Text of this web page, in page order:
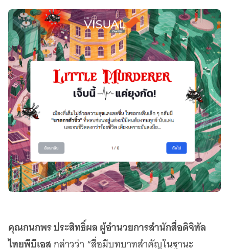
คุณกนกพร ประสิทธิ์ผล ผู้อำนวยการสำนักสื่อดิจิทัล
ไทยพีบีเอส กล่าวว่า “สื่อมีบทบาทสำคัญในฐานะ